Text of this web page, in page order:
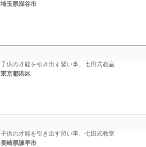
埼玉県深谷市
子供の才能を引き出す習い事、七田式教室
東京都港区
子供の才能を引き出す習い事、七田式教室
長崎県諫早市